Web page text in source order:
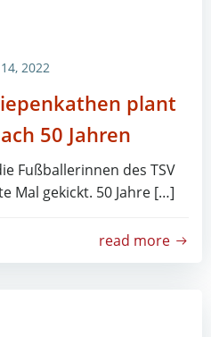
2022
plant
50 Jahren
Fußballerinnen des TSV
Mal gekickt. 50 Jahre […]
read more